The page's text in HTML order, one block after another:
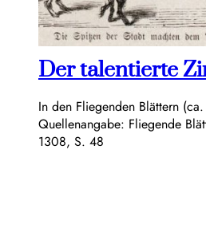
Der talentierte
In den Fliegenden Blättern
Quellenangabe: Fliegende
1308, S. 48